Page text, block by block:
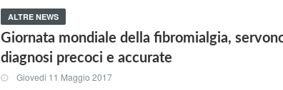
ALTRE NEWS
Giornata mondiale della fibromialgia,
diagnosi precoci e accurate
Giovedi 11 Maggio 2017